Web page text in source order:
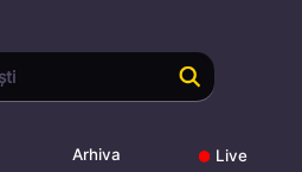
Consultări publice privind
proiectul de lege pent
Arhiva Live